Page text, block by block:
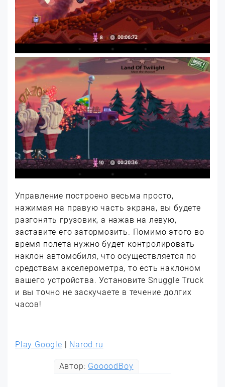
Управление построено весьма просто,
нажимая на правую часть экрана, вы будете
разгонять грузовик, а нажав на левую,
заставите его затормозить. Помимо этого во
время полета нужно будет контролировать
наклон автомобиля, что осуществляется по
средствам акселерометра, то есть наклоном
вашего устройства. Установите Snuggle Truck
и вы точно не заскучаете в течение долгих
часов!
Play Google | Narod.ru
Автор: GoooodBoy